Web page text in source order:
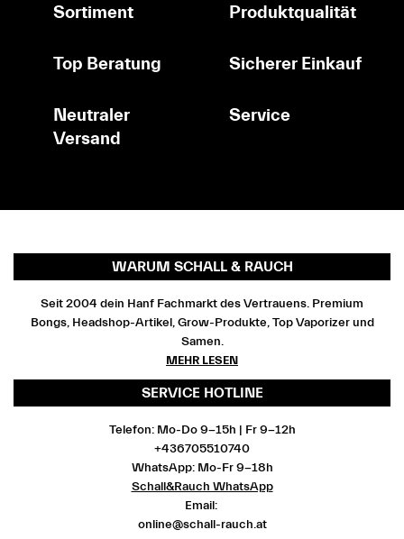
Sortiment
Produktqualität
Top Beratung Sicherer Einkauf
Neutraler
Versand
Service
WARUM SCHALL & RAUCH
Seit 2004 dein Hanf Fachmarkt des Vertrauens. Premium
Bongs, Headshop-Artikel, Grow-Produkte, Top Vaporizer und
Samen.
MEHR LESEN
SERVICE HOTLINE
Telefon: Mo-Do 9-15h | Fr 9-12h
+436705510740
WhatsApp: Mo-Fr 9-18h
Schall&Rauch WhatsApp
Email:
online@schall-rauch.at